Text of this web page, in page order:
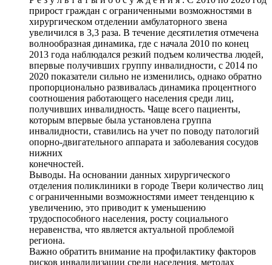
прирост граждан с ограниченными возможностями в
хирургическом отделении амбулаторного звена
увеличился в 3,3 раза. В течение десятилетия отмечена
волнообразная динамика, где с начала 2010 по конец
2013 года наблюдался резкий подъем количества людей,
впервые получивших группу инвалидности, с 2014 по
2020 показатели сильно не изменились, однако обратно
пропорционально развивалась динамика процентного
соотношения работающего населения среди лиц,
получивших инвалидность. Чаще всего пациенты,
которым впервые была установлена группа
инвалидности, ставились на учет по поводу патологий
опорно-двигательного аппарата и заболевания сосудов
нижних
конечностей.
Выводы. На основании данных хирургического
отделения поликлиники в городе Твери количество лиц
с ограниченными возможностями имеет тенденцию к
увеличению, это приводит к уменьшению
трудоспособного населения, росту социального
неравенства, что является актуальной проблемой
региона.
Важно обратить внимание на профилактику факторов
рисков инвалидизации среди населения, методах